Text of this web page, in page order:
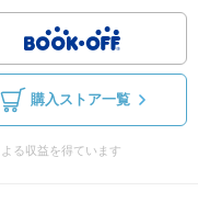
購入ストア一覧
る収益を得ています